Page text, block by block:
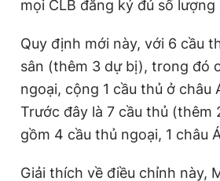
mọi CLB đăng ký đủ số lượng
Quy định mới này, với 6 cầu
sân (thêm 3 dự bị), trong đó
ngoại, cộng 1 cầu thủ ở châu
Trước đây là 7 cầu thủ (thêm
gồm 4 cầu thủ ngoại, 1 châu
Giải thích về điều chỉnh này,